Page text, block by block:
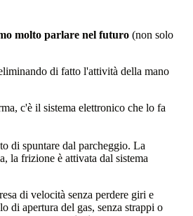
molto parlare nel futuro (non solo
di fatto l'attività della mano
c'è il sistema elettronico che lo fa
di spuntare dal parcheggio. La
la frizione è attivata dal sistema
di velocità senza perdere giri e
di apertura del gas, senza strappi o